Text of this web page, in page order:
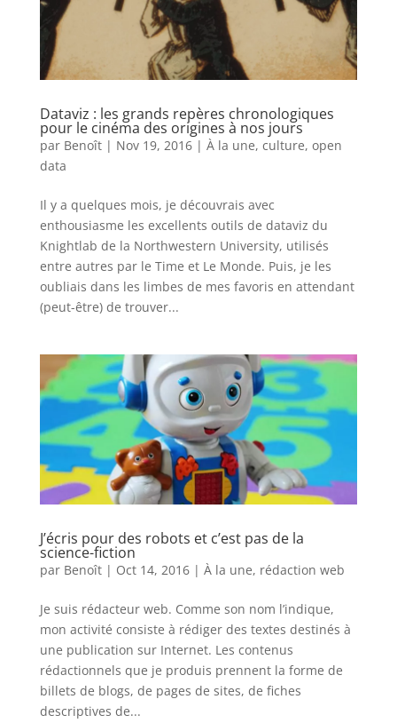
Dataviz : les grands repères chronologiques
pour le cinéma des origines à nos jours
par Benoît| Nov 19, 2016| À la une, culture, open
data
Il y a quelques mois, je découvrais avec
enthousiasme les excellents outils de dataviz du
Knightlab de la Northwestern University, utilisés
entre autres par le Time et Le Monde. Puis, je les
oubliais dans les limbes de mes favoris en attendant
(peut-être) de trouver...
J’écris pour des robots et c’est pas de la
science-fiction
par Benoît| Oct 14, 2016| À la une, rédaction web
Je suis rédacteur web. Comme son nom l’indique,
mon activité consiste à rédiger des textes destinés à
une publication sur Internet. Les contenus
rédactionnels que je produis prennent la forme de
billets de blogs, de pages de sites, de fiches
descriptives de...